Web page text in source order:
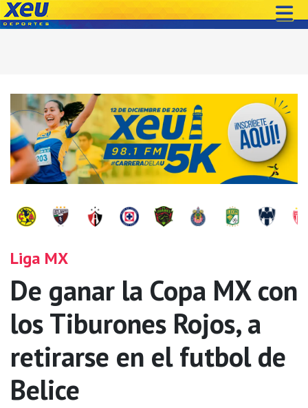
Liga MX
De ganar la Copa MX con
los Tiburones Rojos, a
retirarse en el futbol de
Belice